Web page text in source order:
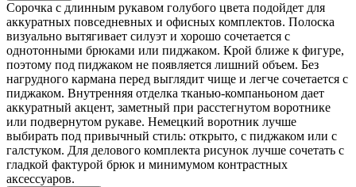
Сорочка с длинным рукавом голубого цвета подойдет для
аккуратных повседневных и офисных комплектов. Полоска
визуально вытягивает силуэт и хорошо сочетается с
однотонными брюками или пиджаком. Крой ближе к фигуре,
поэтому под пиджаком не появляется лишний объем. Без
нагрудного кармана перед выглядит чище и легче сочетается с
пиджаком. Внутренняя отделка тканью-компаньоном дает
аккуратный акцент, заметный при расстегнутом воротнике
или подвернутом рукаве. Немецкий воротник лучше
выбирать под привычный стиль: открыто, с пиджаком или с
галстуком. Для делового комплекта рисунок лучше сочетать с
гладкой фактурой брюк и минимумом контрастных
аксессуаров.